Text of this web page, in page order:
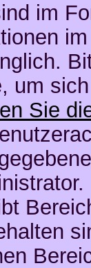
im
um
Sie